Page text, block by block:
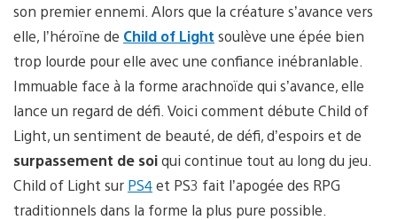
son premier ennemi. Alors que la créature s’avance vers
elle, l’héroïne de Child of Light soulève une épée bien
trop lourde pour elle avec une confiance inébranlable.
Immuable face à la forme arachnoïde qui s’avance, elle
lance un regard de défi. Voici comment débute Child of
Light, un sentiment de beauté, de défi, d’espoirs et de
surpassement de soiqui continue tout au long du jeu.
Child of Light sur PS4et PS3 fait l’apogée des RPG
traditionnels dans la forme la plus pure possible.